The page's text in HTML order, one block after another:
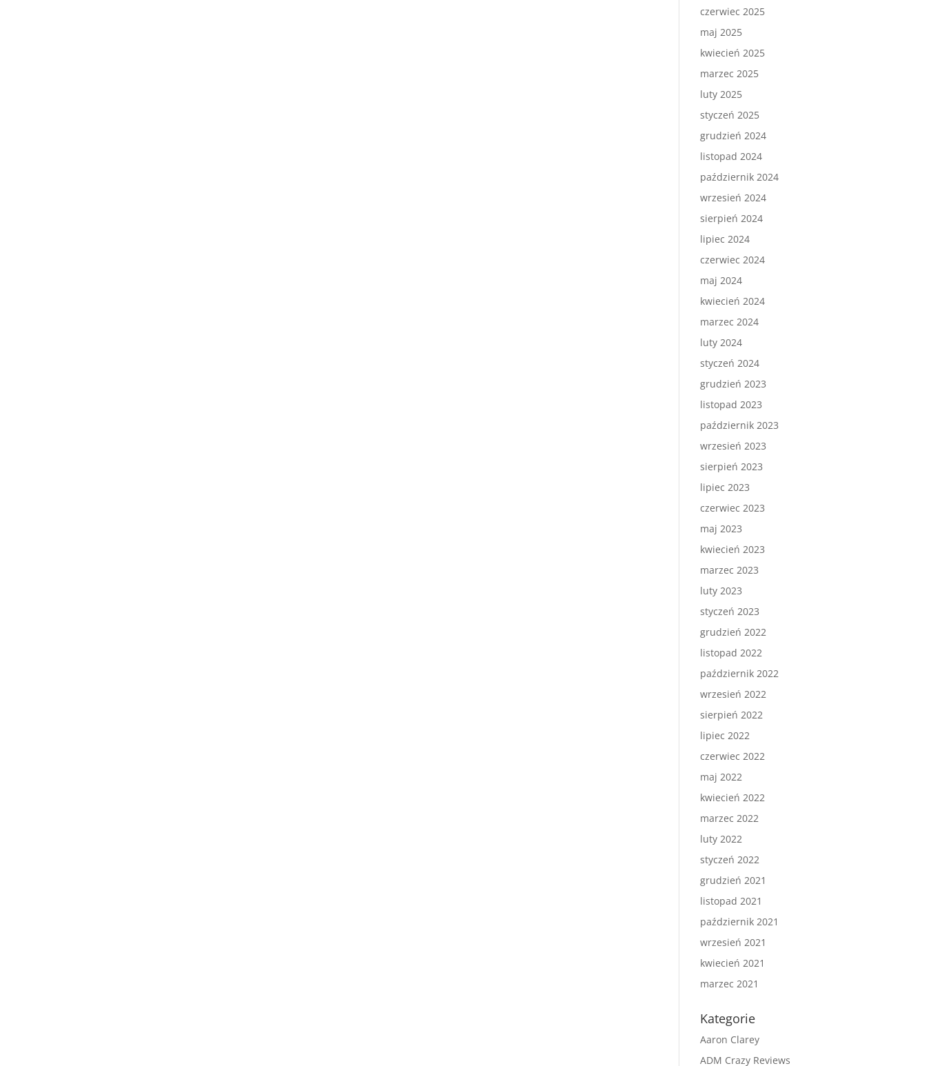
czerwiec 2025
maj 2025
kwiecień 2025
marzec 2025
luty 2025
styczeń 2025
grudzień 2024
listopad 2024
październik 2024
wrzesień 2024
sierpień 2024
lipiec 2024
czerwiec 2024
maj 2024
kwiecień 2024
marzec 2024
luty 2024
styczeń 2024
grudzień 2023
listopad 2023
październik 2023
wrzesień 2023
sierpień 2023
lipiec 2023
czerwiec 2023
maj 2023
kwiecień 2023
marzec 2023
luty 2023
styczeń 2023
grudzień 2022
listopad 2022
październik 2022
wrzesień 2022
sierpień 2022
lipiec 2022
czerwiec 2022
maj 2022
kwiecień 2022
marzec 2022
luty 2022
styczeń 2022
grudzień 2021
listopad 2021
październik 2021
wrzesień 2021
kwiecień 2021
marzec 2021
Kategorie
Aaron Clarey
ADM Crazy Reviews